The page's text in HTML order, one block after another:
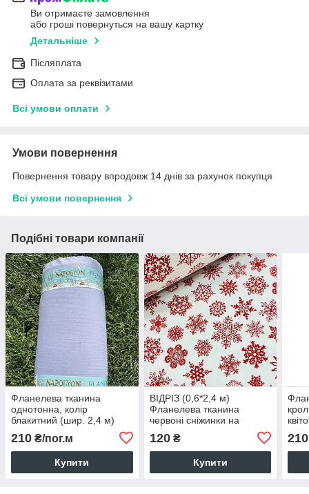
Ви отримаєте замовлення
або гроші повернуться на вашу картку
Детальніше
Післяплата
Оплата за реквізитами
Всі умови оплати
Умови повернення
Повернення товару впродовж 14 днів за рахунок покупця
Всі умови повернення
Подібні товари компанії
Фланелева тканина
однотонна, колір
блакитний (шир. 2,4 м)
210 ₴/пог.м
Купити
ВІДРІЗ (0,6*2,4 м)
Фланелева тканина
червоні сніжинки на
білому (шир. 2,4 м) (FL-N-
0355)
120₴
Купити
N-
210